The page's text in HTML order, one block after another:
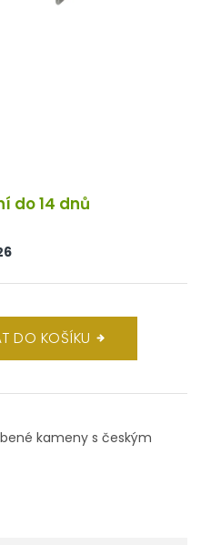
do 14 dnů
DO KOŠÍKU
kameny s českým